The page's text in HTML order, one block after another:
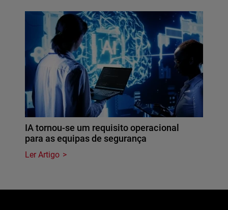
IA tornou-se um requisito operacional
para as equipas de segurança
Ler Artigo